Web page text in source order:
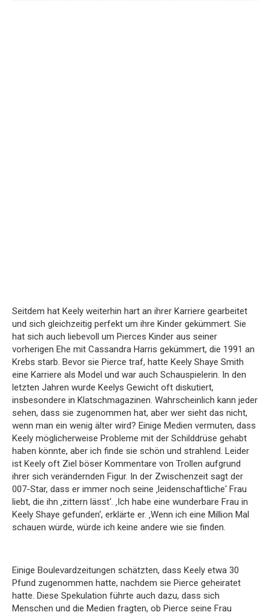
Seitdem hat Keely weiterhin hart an ihrer Karriere gearbeitet
und sich gleichzeitig perfekt um ihre Kinder gekümmert. Sie
hat sich auch liebevoll um Pierces Kinder aus seiner
vorherigen Ehe mit Cassandra Harris gekümmert, die 1991 an
Krebs starb. Bevor sie Pierce traf, hatte Keely Shaye Smith
eine Karriere als Model und war auch Schauspielerin. In den
letzten Jahren wurde Keelys Gewicht oft diskutiert,
insbesondere in Klatschmagazinen. Wahrscheinlich kann jeder
sehen, dass sie zugenommen hat, aber wer sieht das nicht,
wenn man ein wenig älter wird? Einige Medien vermuten, dass
Keely möglicherweise Probleme mit der Schilddrüse gehabt
haben könnte, aber ich finde sie schön und strahlend. Leider
ist Keely oft Ziel böser Kommentare von Trollen aufgrund
ihrer sich verändernden Figur. In der Zwischenzeit sagt der
007-Star, dass er immer noch seine ‚leidenschaftliche‘ Frau
liebt, die ihn ‚zittern lässt‘. ‚Ich habe eine wunderbare Frau in
Keely Shaye gefunden‘, erklärte er. ‚Wenn ich eine Million Mal
schauen würde, würde ich keine andere wie sie finden.
Einige Boulevardzeitungen schätzten, dass Keely etwa 30
Pfund zugenommen hatte, nachdem sie Pierce geheiratet
hatte. Diese Spekulation führte auch dazu, dass sich
Menschen und die Medien fragten, ob Pierce seine Frau